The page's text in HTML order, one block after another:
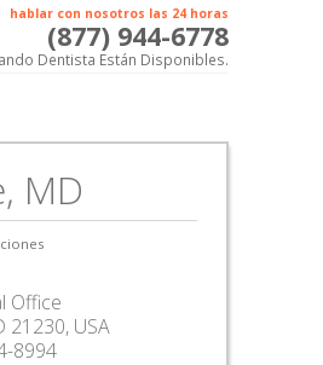
hablar con nosotros las 24 horas
(877) 944-6778
Dentista Están Disponibles.
MD
Office
21230, USA
8994